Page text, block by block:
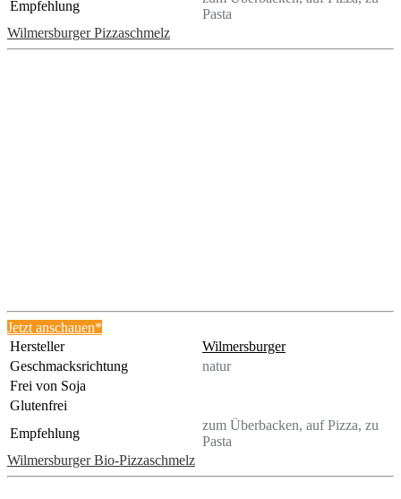
Empfehlung
Pasta
Wilmersburger Pizzaschmelz
Jetzt anschauen*
Hersteller
Wilmersburger
Geschmacksrichtung
natur
Frei von Soja
Glutenfrei
Empfehlung
zum Überbacken, auf Pizza, zu
Pasta
Wilmersburger Bio-Pizzaschmelz